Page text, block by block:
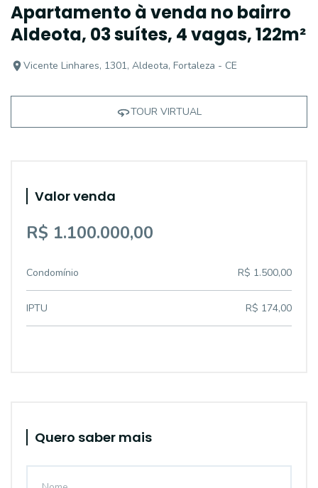
Apartamento à venda no bairro
Aldeota, 03 suítes, 4 vagas, 122m²
Vicente Linhares, 1301, Aldeota, Fortaleza - CE
TOUR VIRTUAL
Valor venda
R$ 1.100.000,00
Condomínio R$ 1.500,00
IPTU R$ 174,00
Quero saber mais